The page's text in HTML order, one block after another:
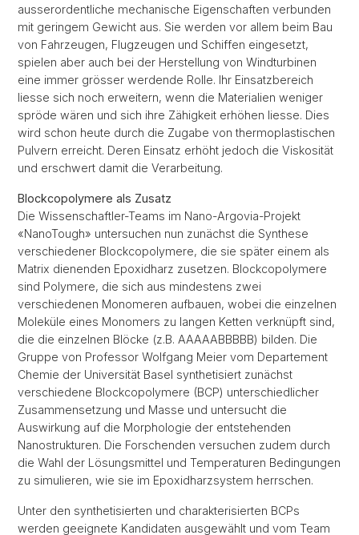
ausserordentliche mechanische Eigenschaften verbunden
mit geringem Gewicht aus. Sie werden vor allem beim Bau
von Fahrzeugen, Flugzeugen und Schiffen eingesetzt,
spielen aber auch bei der Herstellung von Windturbinen
eine immer grösser werdende Rolle. Ihr Einsatzbereich
liesse sich noch erweitern, wenn die Materialien weniger
spröde wären und sich ihre Zähigkeit erhöhen liesse. Dies
wird schon heute durch die Zugabe von thermoplastischen
Pulvern erreicht. Deren Einsatz erhöht jedoch die Viskosität
und erschwert damit die Verarbeitung.
Blockcopolymere als Zusatz
Die Wissenschaftler-Teams im Nano-Argovia-Projekt
«NanoTough» untersuchen nun zunächst die Synthese
verschiedener Blockcopolymere, die sie später einem als
Matrix dienenden Epoxidharz zusetzen. Blockcopolymere
sind Polymere, die sich aus mindestens zwei
verschiedenen Monomeren aufbauen, wobei die einzelnen
Moleküle eines Monomers zu langen Ketten verknüpft sind,
die die einzelnen Blöcke (z.B. AAAAABBBBB) bilden. Die
Gruppe von Professor Wolfgang Meier vom Departement
Chemie der Universität Basel synthetisiert zunächst
verschiedene Blockcopolymere (BCP) unterschiedlicher
Zusammensetzung und Masse und untersucht die
Auswirkung auf die Morphologie der entstehenden
Nanostrukturen. Die Forschenden versuchen zudem durch
die Wahl der Lösungsmittel und Temperaturen Bedingungen
zu simulieren, wie sie im Epoxidharzsystem herrschen.
Unter den synthetisierten und charakterisierten BCPs
werden geeignete Kandidaten ausgewählt und vom Team